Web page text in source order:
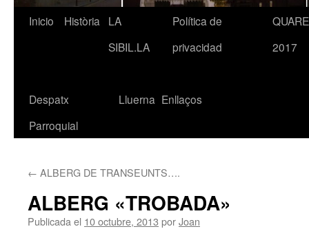
Inicio Història
LA
SIBIL.LA
Política de
privacidad
2017
Despatx
Parroquial
Lluerna Enllaços
← ALBERG DE TRANSEUNTS….
ALBERG «TROBADA»
Publicada el 10 octubre, 2013 porJoan